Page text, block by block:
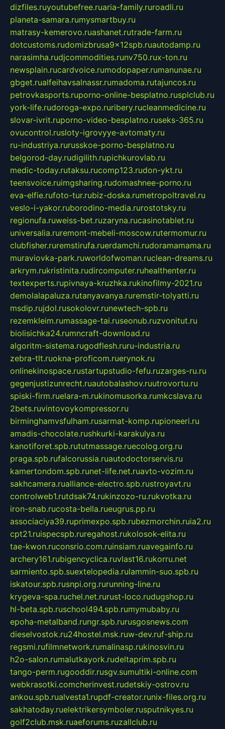
dizfiles.ruyoutubefree.ruaria-family.ruroadli.ru
planeta-samara.rumysmartbuy.ru
matrasy-kemerovo.ruashanet.rutrade-farm.ru
dotcustoms.rudomizbrusa9x12spb.ruautodamp.ru
narasimha.rudjcommodities.runv750.rux-ton.ru
newsplain.rucardvoice.rumodopaper.rumanunae.ru
gbget.rualfeihavsalnassr.rumadoma.rutajuncos.ru
petrovkasports.ruporno-online-besplatno.rusplclub.ru
york-life.rudoroga-expo.ruribery.rucleanmedicine.ru
slovar-ivrit.ruporno-video-besplatno.ruseks-365.ru
ovucontrol.rusloty-igrovyye-avtomaty.ru
ru-industriya.rurusskoe-porno-besplatno.ru
belgorod-day.rudigilith.rupichkurovlab.ru
medic-today.rutaksu.rucomp123.rudon-ykt.ru
teensvoice.ruimgsharing.rudomashnee-porno.ru
eva-elfie.rufoto-tur.rubiz-doska.rumetropoltravel.ru
veslo-i-yakor.ruborodino-media.rurostotsky.ru
regionufa.ruweiss-bet.ruzaryna.rucasinotablet.ru
universalia.ruremont-mebeli-moscow.rutermomur.ru
clubfisher.ruremstirufa.ruerdamchi.rudoramamama.ru
muraviovka-park.ruworldofwoman.ruclean-dreams.ru
arkrym.rukristinita.rudircomputer.ruhealthenter.ru
textexperts.rupivnaya-kruzhka.rukinofilmy-2021.ru
demolalapaluza.rutanyavanya.ruremstir-tolyatti.ru
msdip.rujdol.rusokolovr.runewtech-spb.ru
rezemkleim.rumassage-tai.ruseonub.ruzvonitut.ru
biolisichka24.rumncraft-download.ru
algoritm-sistema.rugodflesh.ruru-industria.ru
zebra-tlt.ruokna-proficom.ruerynok.ru
onlinekinospace.rustartupstudio-fefu.ruzarges-ru.ru
gegenjustizunrecht.ruautobalashov.ruutrovortu.ru
spiski-firm.ruelara-m.rukinomusorka.rumkcslava.ru
2bets.ruvintovoykompressor.ru
birminghamvsfulham.rusarmat-komp.rupioneeri.ru
amadis-chocolate.rushkurki-karakulya.ru
kanotiforet.spb.rututmassage.ruecolog.org.ru
praga.spb.rufalcorussia.ruautodoctorservis.ru
kamertondom.spb.runet-life.net.ruavto-vozim.ru
sakhcamera.rualliance-electro.spb.rustroyavt.ru
controlweb1.rutdsak74.rukinzozo-ru.rukvotka.ru
iron-snab.rucosta-bella.rueugrus.pp.ru
associaciya39.ruprimexpo.spb.rubezmorchin.ruia2.ru
cpt21.ruispecspb.ruregahost.rukolosok-elita.ru
tae-kwon.ruconsrio.com.ruinsiam.ruavegainfo.ru
archery161.rubigencyclica.ruvlast16.rukorru.net
sarmiento.spb.suextelopedia.rulammin-suo.spb.ru
iskatour.spb.rusnpi.org.rurunning-line.ru
krygeva-spa.ruchel.net.rurust-loco.rudugshop.ru
hl-beta.spb.ruschool494.spb.rumymubaby.ru
epoha-metalband.rungr.spb.rurusgosnews.com
dieselvostok.ru24hostel.msk.ruw-dev.ruf-ship.ru
regsmi.rufilmnetwork.rumalinasp.rukinosvin.ru
h2o-salon.rumalutkayork.rudeltaprim.spb.ru
tango-perm.rugooddir.rusgv.sumultiki-online.com
webkrasotki.comcherinvest.rudetskiy-ostrov.ru
ankou.spb.rualvesta1.rupdf-creator.runix-files.org.ru
sakhatoday.ruelektrikersymboler.rusputnikyes.ru
golf2club.msk.ruaeforums.ruzallclub.ru